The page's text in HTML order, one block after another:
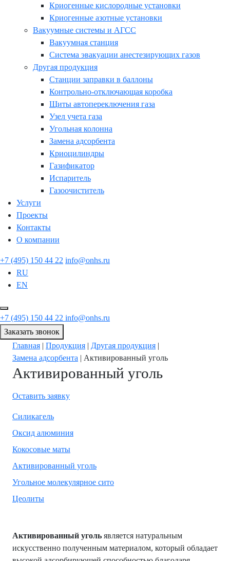
Криогенные кислородные установки
Криогенные азотные установки
Вакуумные системы и АГСС
Вакуумная станция
Система эвакуации анестезирующих газов
Другая продукция
Станции заправки в баллоны
Контрольно-отключающая коробка
Щиты автопереключения газа
Узел учета газа
Угольная колонна
Замена адсорбента
Криоцилиндры
Газификатор
Испаритель
Газоочиститель
Услуги
Проекты
Контакты
О компании
+7 (495) 150 44 22 info@onhs.ru
RU
EN
+7 (495) 150 44 22 info@onhs.ru
Заказать звонок
Главная | Продукция | Другая продукция |
Замена адсорбента | Активированный уголь
Активированный уголь
Оставить заявку
Силикагель
Оксид алюминия
Кокосовые маты
Активированный уголь
Угольное молекулярное сито
Цеолиты
Активированный уголь является натуральным
искусственно полученным материалом, который обладает